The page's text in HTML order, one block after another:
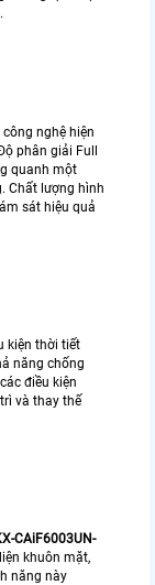
nghệ hiện
phân giải Full
quanh một
Chất lượng hình
sát hiệu quả
kiện thời tiết
năng chống
điều kiện
và thay thế
CAiF6003UN-
khuôn mặt,
năng này